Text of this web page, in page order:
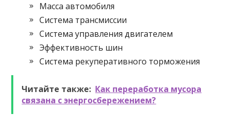
Масса автомобиля
Система трансмиссии
Система управления двигателем
Эффективность шин
Система рекуперативного торможения
Читайте также: Как переработка мусора
связана с энергосбережением?